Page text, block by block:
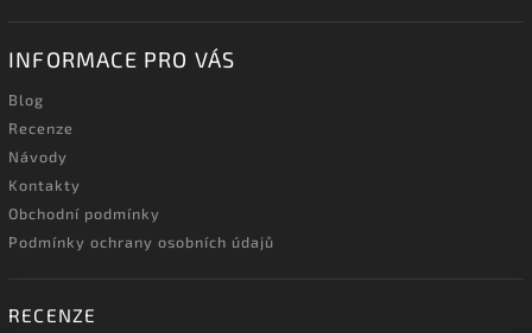
INFORMACE PRO VÁS
Blog
Recenze
Návody
Kontakty
Obchodní podmínky
Podmínky ochrany osobních údajů
RECENZE